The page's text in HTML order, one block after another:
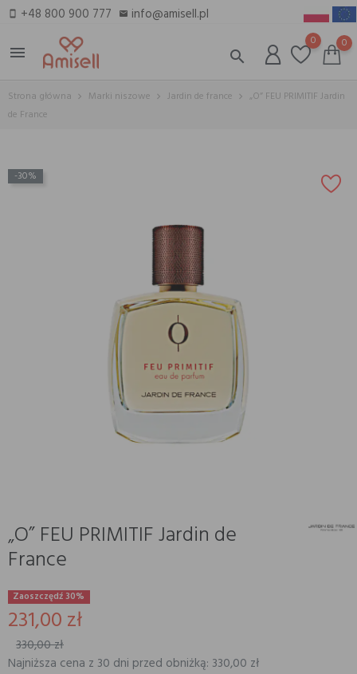
smartphone +48 800 900 777 email info@amisell.pl
menu
search
0 0
Strona główna Marki niszowe Jardin de france
„O” FEU PRIMITIF Jardin
de France
-30%
„O” FEU PRIMITIF Jardin de
France
Zaoszczędź 30%
231,00 zł
330,00 zł
Najniższa cena z 30 dni przed obniżką: 330,00 zł